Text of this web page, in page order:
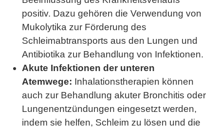
positiv. Dazu gehören die Verwendung von
Mukolytika zur Förderung des
Schleimabtransports aus den Lungen und
Antibiotika zur Behandlung von Infektionen.
Akute Infektionen der unteren
Atemwege: Inhalationstherapien können
auch zur Behandlung akuter Bronchitis oder
Lungenentzündungen eingesetzt werden,
indem sie helfen, Schleim zu lösen und die